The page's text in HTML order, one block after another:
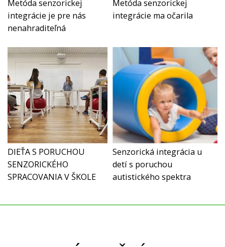
Metóda senzorickej
integrácie je pre nás
nenahraditeľná
Metóda senzorickej
integrácie ma očarila
DIEŤA S PORUCHOU
SENZORICKÉHO
SPRACOVANIA V ŠKOLE
Senzorická integrácia u
detí s poruchou
autistického spektra